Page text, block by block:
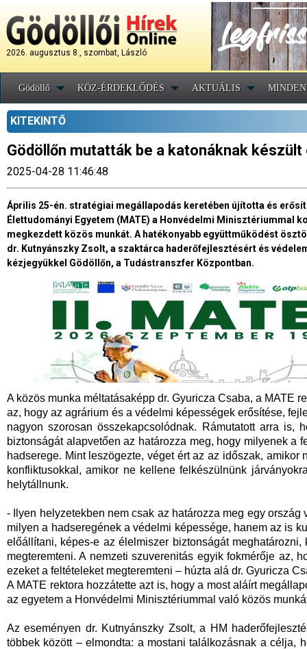
2026. augusztus 8., szombat, László
Gödöllő KÖZ-ÉRDEKLŐDÉS AKTUÁLIS
KITEKINTŐ
Gödöllőn mutatták be a katonáknak
2025-04-28 11:46:48
Április 25-én. stratégiai megállapodás keretében újította és
Élettudományi Egyetem (MATE) a Honvédelmi Minisztériummal
megkezdett közös munkát. A hatékonyabb együttműködést
dr. Kutnyánszky Zsolt, a szaktárca haderőfejlesztésért és
kézjegyükkel Gödöllőn, a Tudástranszfer Központban.
A közös munka méltatásaképp dr. Gyuricza Csaba, a MATE
az, hogy az agrárium és a védelmi képességek erősítése,
nagyon szorosan összekapcsolódnak. Rámutatott arra is,
biztonságát alapvetően az határozza meg, hogy milyenek a
hadserege. Mint leszögezte, véget ért az az időszak,
konfliktusokkal, amikor ne kellene felkészülnünk
helytállnunk.
- Ilyen helyzetekben nem csak az határozza meg egy
milyen a hadseregének a védelmi képessége, hanem az is
előállítani, képes-e az élelmiszer biztonságát
megteremteni. A nemzeti szuverenitás egyik fokmérője az,
ezeket a feltételeket megteremteni – húzta alá dr. Gyuricza
A MATE rektora hozzátette azt is, hogy a most aláírt
az egyetem a Honvédelmi Minisztériummal való közös
Az eseményen dr. Kutnyánszky Zsolt, a HM
többek között – elmondta: a mostani találkozásnak a célja,